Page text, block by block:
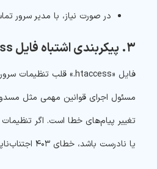
در صورت نیاز، با مدیر سرور
۳. پیکربندی اشتباه فایل htaccess.
فایل «htaccess.» قلب تنظیمات سرورهای
تغییر پیام‌های خطا است. اگر
یا نادرست باشد، خطای ۴۰۳ اجتناب‌ناپذیر است.